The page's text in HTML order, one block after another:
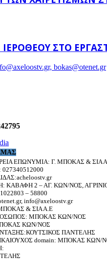
ΣΤΟ
bokas@otenet.gr
ΕΠΩΝΥΜΙΑ: Γ. ΜΠΟΚΑΣ & ΣΙΑ
ΚΑΒΑΦΗ 2 – ΑΓ. ΚΩΝ/ΝΟΣ,
– 58800
info@axeloostv.gr
& ΣΙΑ Α.Ε
ΜΠΟΚΑΣ ΚΩΝ/ΝΟΣ
ΚΩΝ/ΝΟΣ
ΠΑΝΤΕΛΗΣ
domain: ΜΠΟΚΑΣ ΚΩΝ/